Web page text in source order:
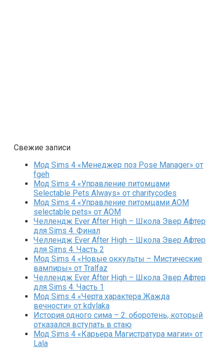
Свежие записи
Мод Sims 4 «Менеджер поз Pose Manager» от
fgeh
Мод Sims 4 «Управление питомцами
Selectable Pets Always» от charitycodes
Мод Sims 4 «Управление питомцами AOM
selectable pets» от AOM
Челлендж Ever After High – Школа Эвер Афтер
для Sims 4. Финал
Челлендж Ever After High – Школа Эвер Афтер
для Sims 4. Часть 2
Мод Sims 4 «Новые оккульты – Мистические
вампиры» от Tralfaz
Челлендж Ever After High – Школа Эвер Афтер
для Sims 4. Часть 1
Мод Sims 4 «Черта характера Жажда
вечности» от kdvlaka
История одного сима – 2: оборотень, который
отказался вступать в стаю
Мод Sims 4 «Карьера Магистратура магии» от
Lala